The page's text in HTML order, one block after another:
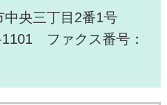
央三丁目2番1号
ファクス番号：